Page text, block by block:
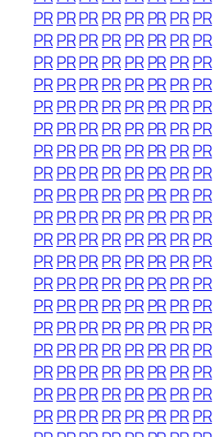
PRPRPRPRPR PRPRPR
PRPRPRPRPR PRPRPR
PRPRPRPRPR PRPRPR
PRPRPRPRPR PRPRPR
PRPRPRPRPR PRPRPR
PRPRPRPRPR PRPRPR
PRPRPRPRPR PRPRPR
PRPRPRPRPR PRPRPR
PRPRPRPRPR PRPRPR
PRPRPRPRPR PRPRPR
PRPRPRPRPR PRPRPR
PRPRPRPRPR PRPRPR
PRPRPRPRPR PRPRPR
PRPRPRPRPR PRPRPR
PRPRPRPRPR PRPRPR
PRPRPRPRPR PRPRPR
PRPRPRPRPR PRPRPR
PRPRPRPRPR PRPRPR
PRPRPRPRPR PRPRPR